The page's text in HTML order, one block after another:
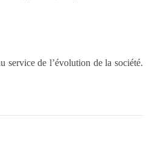
service de l’évolution de la société.